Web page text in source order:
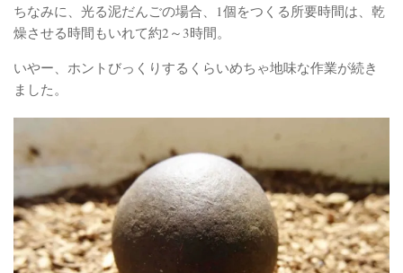
ちなみに、光る泥だんごの場合、1個をつくる所要時間は、乾
燥させる時間もいれて約2～3時間。
いやー、ホントびっくりするくらいめちゃ地味な作業が続き
ました。